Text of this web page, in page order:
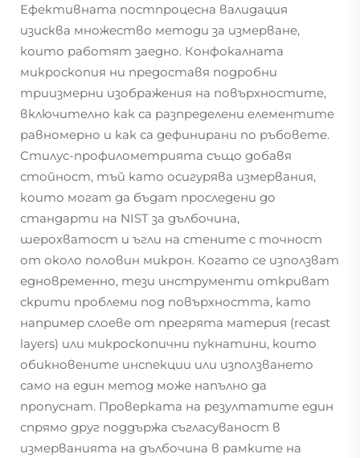
Ефективната постпроцесна валидация
изисква множество методи за измерване,
които работят заедно. Конфокалната
микроскопия ни предоставя подробни
триизмерни изображения на повърхностите,
включително как са разпределени елементите
равномерно и как са дефинирани по ръбовете.
Стилус-профилометрията също добавя
стойност, тъй като осигурява измервания,
които могат да бъдат проследени до
стандарти на NIST за дълбочина,
шерохватост и ъгли на стените с точност
от около половин микрон. Когато се използват
едновременно, тези инструменти откриват
скрити проблеми под повърхността, като
например слоеве от прегрята материя (recast
layers) или микроскопични пукнатини, които
обикновените инспекции или използването
само на един метод може напълно да
пропуснат. Проверката на резултатите един
спрямо друг поддържа съгласуваност в
измерванията на дълбочина в рамките на